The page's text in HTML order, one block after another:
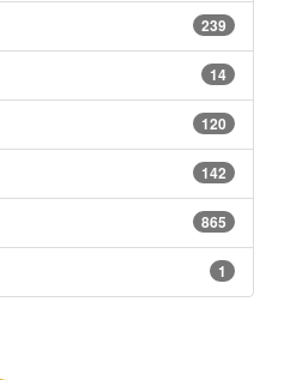
239
14
120
142
865
1